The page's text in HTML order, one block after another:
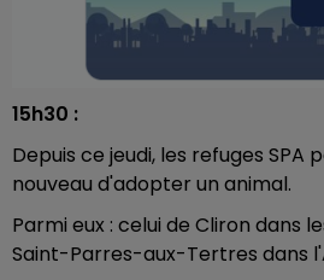
15h30 :
Depuis ce jeudi, les refuges
nouveau d'adopter un animal.
Parmi eux : celui de Cliron dans
Saint-Parres-aux-Tertres dans